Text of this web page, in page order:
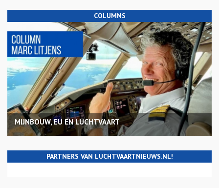
COLUMNS
MIJNBOUW, EU EN LUCHTVAART
PARTNERS VAN LUCHTVAARTNIEUWS.NL!